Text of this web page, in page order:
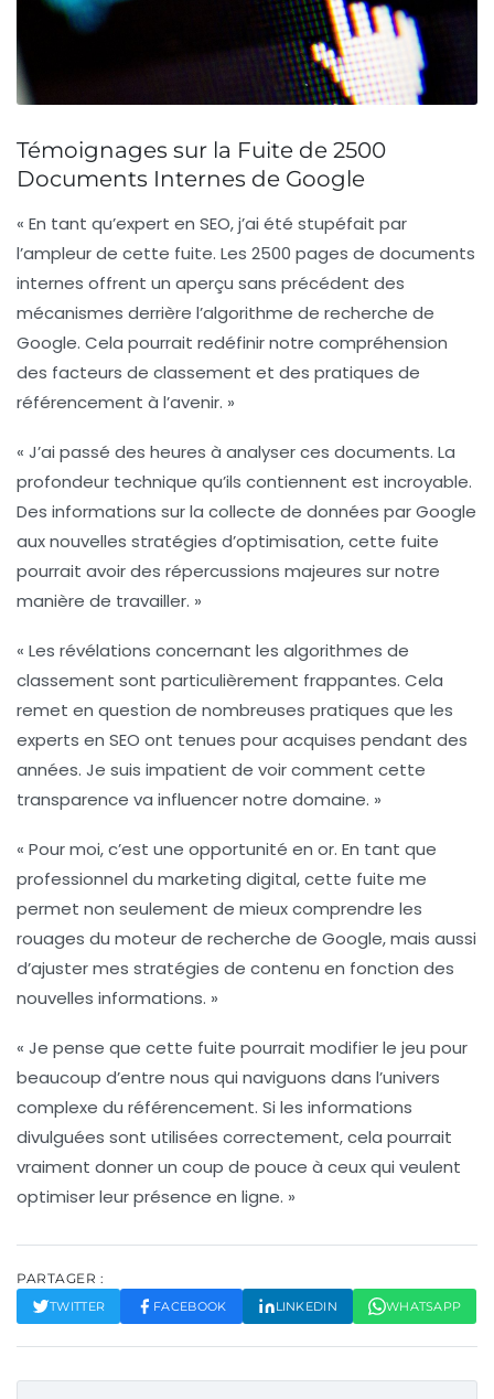
Témoignages sur la Fuite de 2500
Documents Internes de Google
« En tant qu’expert en SEO, j’ai été stupéfait par
l’ampleur de cette fuite. Les 2500 pages de documents
internes offrent un aperçu sans précédent des
mécanismes derrière l’algorithme de recherche de
Google. Cela pourrait redéfinir notre compréhension
des facteurs de classement et des pratiques de
référencement à l’avenir. »
« J’ai passé des heures à analyser ces documents. La
profondeur technique qu’ils contiennent est incroyable.
Des informations sur la collecte de données par Google
aux nouvelles stratégies d’optimisation, cette fuite
pourrait avoir des répercussions majeures sur notre
manière de travailler. »
« Les révélations concernant les algorithmes de
classement sont particulièrement frappantes. Cela
remet en question de nombreuses pratiques que les
experts en SEO ont tenues pour acquises pendant des
années. Je suis impatient de voir comment cette
transparence va influencer notre domaine. »
« Pour moi, c’est une opportunité en or. En tant que
professionnel du marketing digital, cette fuite me
permet non seulement de mieux comprendre les
rouages du moteur de recherche de Google, mais aussi
d’ajuster mes stratégies de contenu en fonction des
nouvelles informations. »
« Je pense que cette fuite pourrait modifier le jeu pour
beaucoup d’entre nous qui naviguons dans l’univers
complexe du référencement. Si les informations
divulguées sont utilisées correctement, cela pourrait
vraiment donner un coup de pouce à ceux qui veulent
optimiser leur présence en ligne. »
PARTAGER :
TWITTER FACEBOOK LINKEDIN WHATSAPP